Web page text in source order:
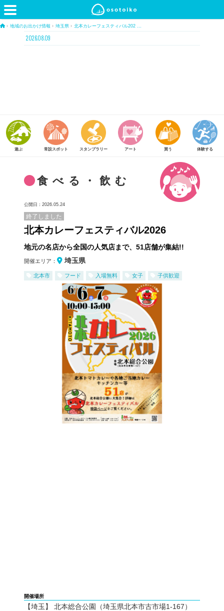
› 地域のお出かけ情報 › 埼玉県 › 北本カレーフェスティバル202 …
2026.08.09
常設スポット スタンプラリー アート 買う 体験する 食べる
食べる・飲む
公開日：2026.05.24
終了しました
北本カレーフェスティバル2026
地元の名店から全国の人気店まで、51店舗が集結!!
開催エリア： 埼玉県
北本市 フード 入場無料 女子 子供歓迎
開催場所
【埼玉】 北本総合公園（埼玉県北本市古市場1-167）